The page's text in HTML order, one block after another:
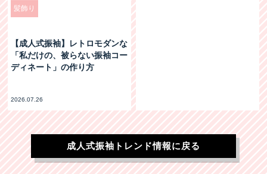
髪飾り
【成人式振袖】レトロモダンな
「私だけの、被らない振袖コー
ディネート」の作り方
2026.07.26
成人式振袖トレンド情報に戻る